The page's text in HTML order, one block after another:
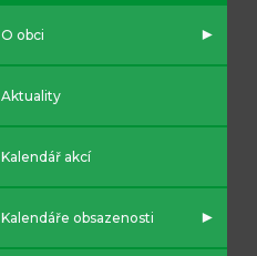
O obci
Aktuality
Kalendář akcí
Kalendáře obsazenosti